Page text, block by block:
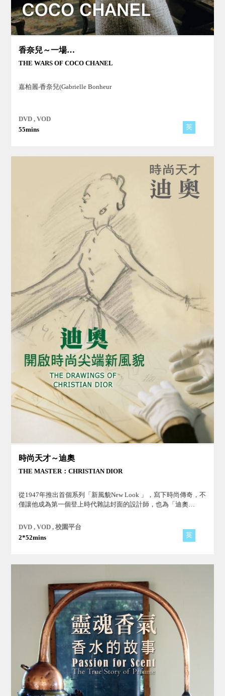
香奈兒～一場漫長的人生戰鬥
THE WARS OF COCO CHANEL
嘉柏麗‧香奈兒(Gabrielle Bonheur
DVD , VOD
55mins
英
時尚天才～迪奧
THE MASTER：CHRISTIAN DIOR
從1947年推出首個系列「新風貌New Look 」，寫下時尚傳奇，不
僅讓他成為第一個登上時代雜誌封面的設計師，也為「迪奧
DVD , VOD , 校園平台
2*52mins
英